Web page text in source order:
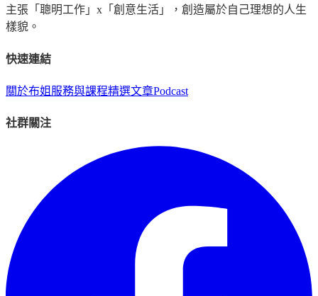
主張「聰明工作」x「創意生活」，創造屬於自己理想的人生
樣貌。
快速連結
關於布姐 服務與課程精選文章Podcast
社群關注